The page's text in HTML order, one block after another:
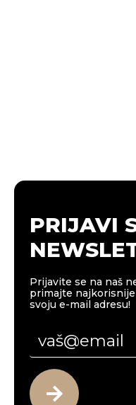
PRIJAVI
Prijavite se na naš
primajte
svoju e-mail adresu!